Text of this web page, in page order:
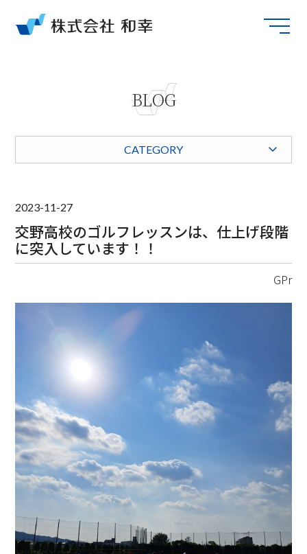
BLOG
CATEGORY
2023-11-27
交野高校のゴルフレッスンは、仕上げ段階
に突入しています！！
GPr